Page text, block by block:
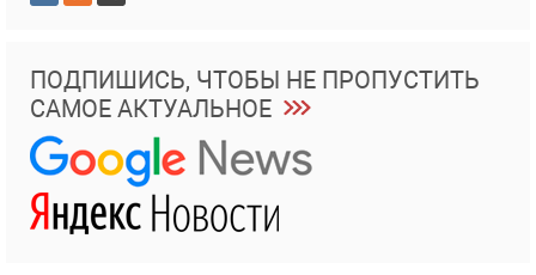
ПОДПИШИСЬ, ЧТОБЫ НЕ ПРОПУСТИТЬ
САМОЕ АКТУАЛЬНОЕ